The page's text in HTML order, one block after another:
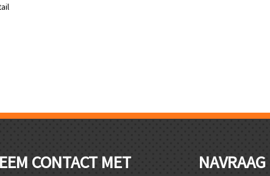
CONTACT MET
NAVRAAG